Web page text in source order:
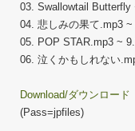
03. Swallowtail Butterfly
04. 悲しみの果て.mp3 ~
05. POP STAR.mp3 ~
06. 泣くかもしれない
Download/ダウンロード
(Pass=jpfiles)